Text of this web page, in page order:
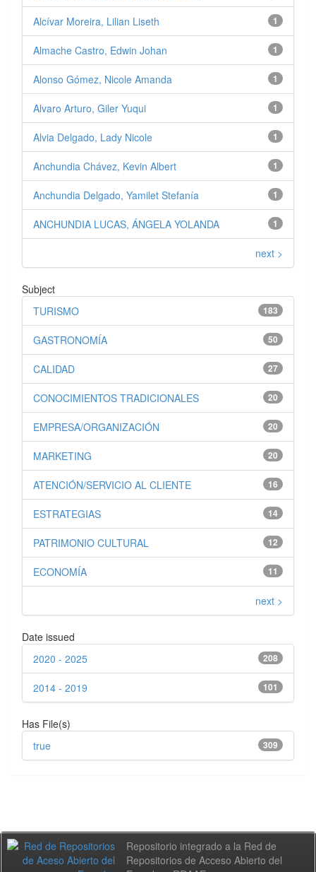
1
Alcívar Moreira, Lilian Liseth
1
Almache Castro, Edwin Johan
1
Alonso Gómez, Nicole Amanda
1
Alvaro Arturo, Giler Yuqui
1
Alvia Delgado, Lady Nicole
1
Anchundia Chávez, Kevin Albert
1
Anchundia Delgado, Yamilet Stefanía
1
ANCHUNDIA LUCAS, ÁNGELA YOLANDA
next >
Subject
183
TURISMO
50
GASTRONOMÍA
27
CALIDAD
20
CONOCIMIENTOS TRADICIONALES
20
EMPRESA/ORGANIZACIÓN
20
MARKETING
16
ATENCIÓN/SERVICIO AL CLIENTE
14
ESTRATEGIAS
12
PATRIMONIO CULTURAL
11
ECONOMÍA
next >
Date issued
208
2020 - 2025
101
2014 - 2019
Has File(s)
309
true
Repositorio integrado a la Red de
Repositorios de Acceso Abierto del